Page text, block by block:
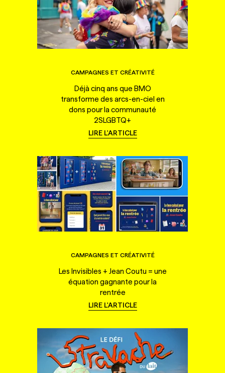
CAMPAGNES ET CRÉATIVITÉ
Déjà cinq ans que BMO
transforme des arcs-en-ciel en
dons pour la communauté
2SLGBTQ+
LIRE L'ARTICLE
CAMPAGNES ET CRÉATIVITÉ
Les Invisibles + Jean Coutu = une
équation gagnante pour la
rentrée
LIRE L'ARTICLE